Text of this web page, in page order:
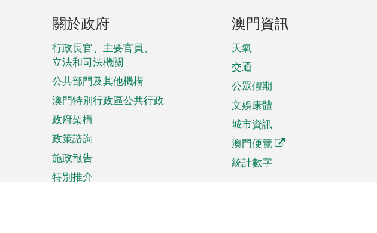
頁
腳
菜
單
關於政府
行政長官、主要官員、
立法和司法機關
公共部門及其他機構
澳門特別行政區公共行政
政府架構
政策諮詢
施政報告
特別推介
澳門資訊
天氣
交通
公眾假期
文娛康體
城市資訊
澳門便覽
統計數字